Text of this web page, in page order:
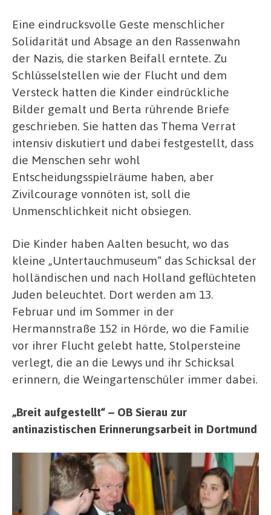
Eine eindrucksvolle Geste menschlicher
Solidarität und Absage an den Rassenwahn
der Nazis, die starken Beifall erntete. Zu
Schlüsselstellen wie der Flucht und dem
Versteck hatten die Kinder eindrückliche
Bilder gemalt und Berta rührende Briefe
geschrieben. Sie hatten das Thema Verrat
intensiv diskutiert und dabei festgestellt, dass
die Menschen sehr wohl
Entscheidungsspielräume haben, aber
Zivilcourage vonnöten ist, soll die
Unmenschlichkeit nicht obsiegen.
Die Kinder haben Aalten besucht, wo das
kleine „Untertauchmuseum“ das Schicksal der
holländischen und nach Holland geflüchteten
Juden beleuchtet. Dort werden am 13.
Februar und im Sommer in der
Hermannstraße 152 in Hörde, wo die Familie
vor ihrer Flucht gelebt hatte, Stolpersteine
verlegt, die an die Lewys und ihr Schicksal
erinnern, die Weingartenschüler immer dabei.
„Breit aufgestellt“ – OB Sierau zur
antinazistischen Erinnerungsarbeit in Dortmund